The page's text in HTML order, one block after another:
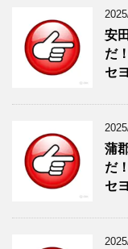
安
だ
セ
蒲
だ
セ